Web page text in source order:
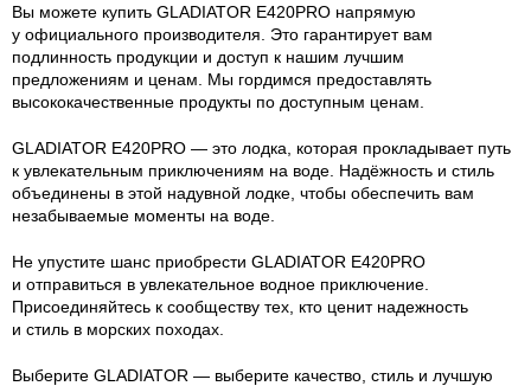
Вы можете купить GLADIATOR E420PRO напрямую
у официального производителя. Это гарантирует вам
подлинность продукции и доступ к нашим лучшим
предложениям и ценам. Мы гордимся предоставлять
высококачественные продукты по доступным ценам.
GLADIATOR E420PRO — это лодка, которая прокладывает путь
к увлекательным приключениям на воде. Надёжность и стиль
объединены в этой надувной лодке, чтобы обеспечить вам
незабываемые моменты на воде.
Не упустите шанс приобрести GLADIATOR E420PRO
и отправиться в увлекательное водное приключение.
Присоединяйтесь к сообществу тех, кто ценит надежность
и стиль в морских походах.
Выберите GLADIATOR — выберите качество, стиль и лучшую